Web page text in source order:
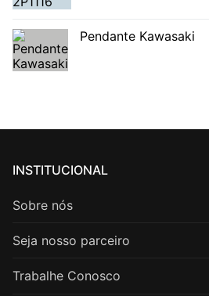
Pendante Kawasaki
INSTITUCIONAL
Sobre nós
Seja nosso parceiro
Trabalhe Conosco